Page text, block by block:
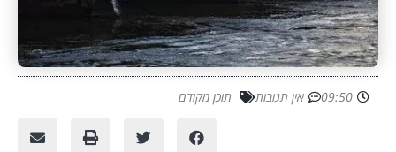
09:50 אין תגובות תוכן מקודם